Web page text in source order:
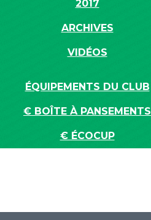
2017
ARCHIVES
VIDÉOS
ÉQUIPEMENTS DU CLUB
€ BOÎTE À PANSEMENTS
€ ÉCOCUP